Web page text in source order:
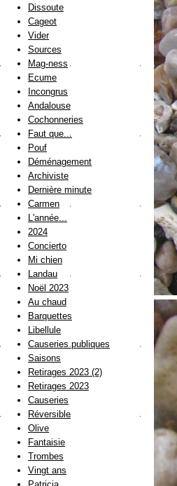
Dissoute
Cageot
Vider
Sources
Mag-ness
Ecume
Incongrus
Andalouse
Cochonneries
Faut que...
Pouf
Déménagement
Archiviste
Dernière minute
Carmen
L'année...
2024
Concierto
Mi chien
Landau
Noël 2023
Au chaud
Barquettes
Libellule
Causeries publiques
Saisons
Retirages 2023 (2)
Retirages 2023
Causeries
Réversible
Olive
Fantaisie
Trombes
Vingt ans